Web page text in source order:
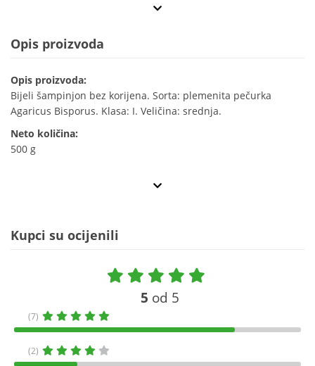
Opis proizvoda
Opis proizvoda:
Bijeli šampinjon bez korijena. Sorta: plemenita pečurka
Agaricus Bisporus. Klasa: I. Veličina: srednja.
Neto količina:
500 g
Kupci su ocijenili
5 od 5
(7)
(2)